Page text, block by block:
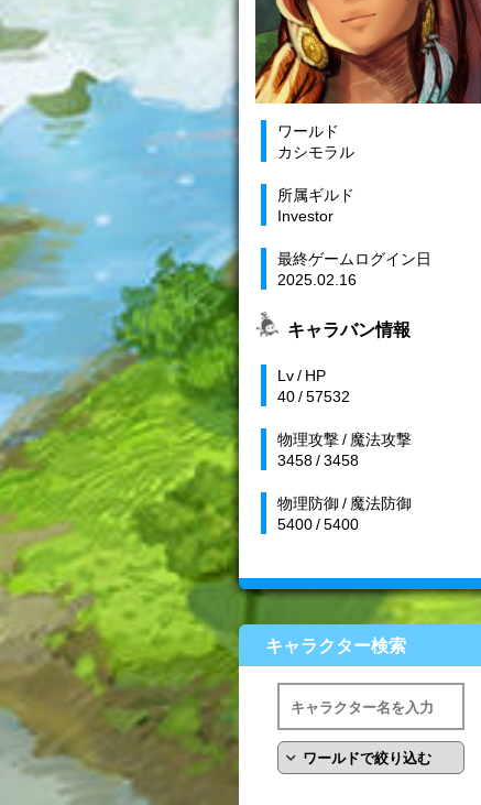
ワールド
カシモラル
所属ギルド
Investor
最終ゲームログイン日
2025.02.16
キャラバン情報
Lv / HP
40 / 57532
物理攻撃 / 魔法攻撃
3458 / 3458
物理防御 / 魔法防御
5400 / 5400
キャラクター検索